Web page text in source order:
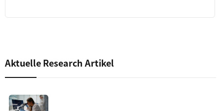
Aktuelle Research Artikel